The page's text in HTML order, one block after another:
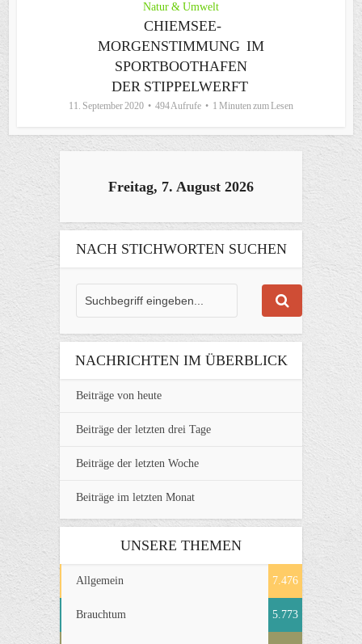
Natur & Umwelt
CHIEMSEE-
MORGENSTIMMUNG IM
SPORTBOOTHAFEN
DER STIPPELWERFT
11. September 2020 494 Aufrufe 1 Minuten zum Lesen
Freitag, 7. August 2026
NACH STICHWORTEN SUCHEN
NACHRICHTEN IM ÜBERBLICK
Beiträge von heute
Beiträge der letzten drei Tage
Beiträge der letzten Woche
Beiträge im letzten Monat
UNSERE THEMEN
Allgemein 7.476
Brauchtum 5.773